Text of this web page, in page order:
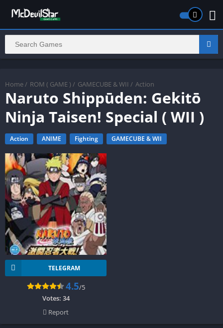
Home / ROM ( GAME ) / GAMECUBE & WII / Action
Naruto Shippūden: Gekitō
Ninja Taisen! Special ( WII )
Action ANIME Fighting GAMECUBE & WII
TELEGRAM
4.5/5
Votes: 34
Report